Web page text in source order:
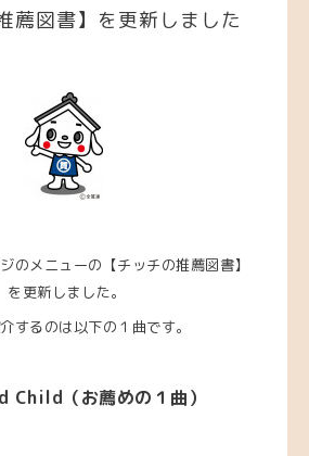
薦図書】を更新しました
のメニューの【チッチの推薦図書】
を更新しました。
するのは以下の１曲です。
Child（お薦めの１曲）